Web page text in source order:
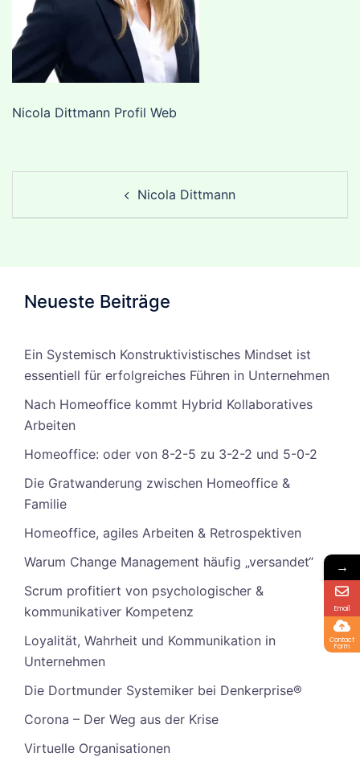
Nicola Dittmann Profil Web
Nicola Dittmann
Neueste Beiträge
Ein Systemisch Konstruktivistisches Mindset ist
essentiell für erfolgreiches Führen in Unternehmen
Nach Homeoffice kommt Hybrid Kollaboratives
Arbeiten
Homeoffice: oder von 8-2-5 zu 3-2-2 und 5-0-2
Die Gratwanderung zwischen Homeoffice &
Familie
Homeoffice, agiles Arbeiten & Retrospektiven
Warum Change Management häufig „versandet“
Scrum profitiert von psychologischer &
kommunikativer Kompetenz
Loyalität, Wahrheit und Kommunikation in
Unternehmen
Die Dortmunder Systemiker bei Denkerprise®
Corona – Der Weg aus der Krise
Virtuelle Organisationen
→
Email
Contact
Form